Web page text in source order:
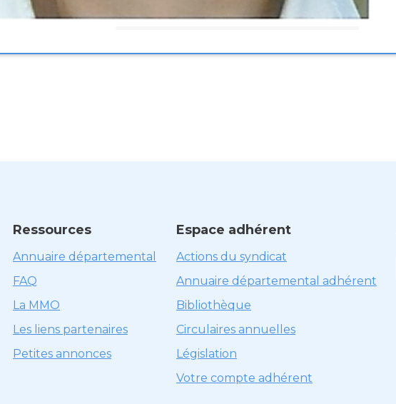
laurent.patr@wanadoo.fr
Ressources
Annuaire départemental
FAQ
La MMO
Les liens partenaires
Petites annonces
Espace adhérent
Actions du syndicat
Annuaire départemental adhérent
Bibliothèque
Circulaires annuelles
Législation
Votre compte adhérent